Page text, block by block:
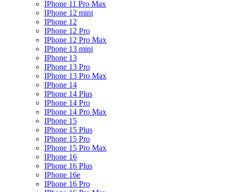
IPhone 11 Pro Max
IPhone 12 mini
IPhone 12
IPhone 12 Pro
IPhone 12 Pro Max
IPhone 13 mini
IPhone 13
IPhone 13 Pro
IPhone 13 Pro Max
IPhone 14
IPhone 14 Plus
IPhone 14 Pro
IPhone 14 Pro Max
IPhone 15
IPhone 15 Plus
IPhone 15 Pro
IPhone 15 Pro Max
IPhone 16
IPhone 16 Plus
IPhone 16e
IPhone 16 Pro